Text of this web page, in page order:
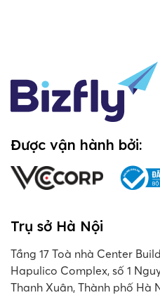
Được vận hành bởi:
Trụ sở Hà Nội
Tầng 17 Toà nhà Center
Hapulico Complex, số 1
Thanh Xuân, Thành phố Hà